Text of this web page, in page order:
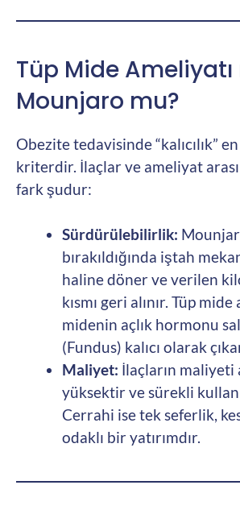
Tüp Mide Ameliyatı
Mounjaro mu?
Obezite tedavisinde “kalıcılık”
kriterdir. İlaçlar ve ameliyat
fark şudur:
Sürdürülebilirlik:
bırakıldığında iştah
haline döner ve verilen
kısmı geri alınır. Tüp
midenin açlık hormonu
(Fundus) kalıcı olarak
Maliyet: İlaçların maliyeti
yüksektir ve sürekli
Cerrahi ise tek seferlik,
odaklı bir yatırımdır.